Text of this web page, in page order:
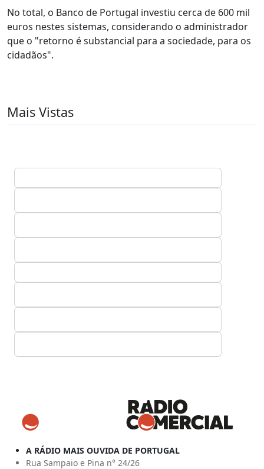
No total, o Banco de Portugal investiu cerca de 600 mil
euros nestes sistemas, considerando o administrador
que o "retorno é substancial para a sociedade, para os
cidadãos".
Mais Vistas
A RÁDIO MAIS OUVIDA DE PORTUGAL
Rua Sampaio e Pina n° 24/26